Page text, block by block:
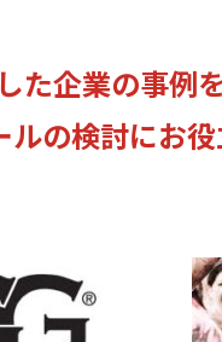
企業の事例を
の検討にお役